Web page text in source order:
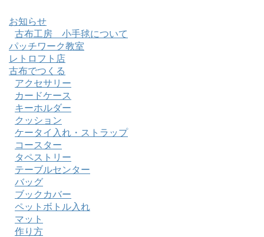
お知らせ
古布工房 小手毬について
パッチワーク教室
レトロフト店
古布でつくる
アクセサリー
カードケース
キーホルダー
クッション
ケータイ入れ・ストラップ
コースター
タペストリー
テーブルセンター
バッグ
ブックカバー
ペットボトル入れ
マット
作り方